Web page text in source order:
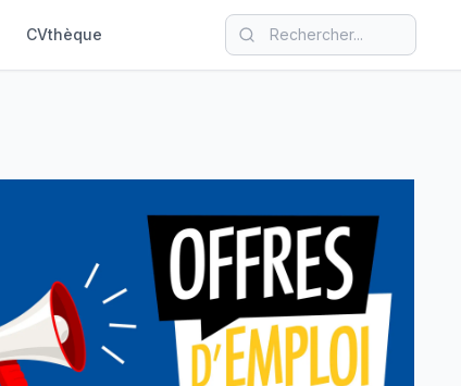
CVthèque